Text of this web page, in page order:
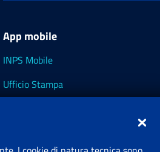
App mobile
INPS Mobile
Ufficio Stampa